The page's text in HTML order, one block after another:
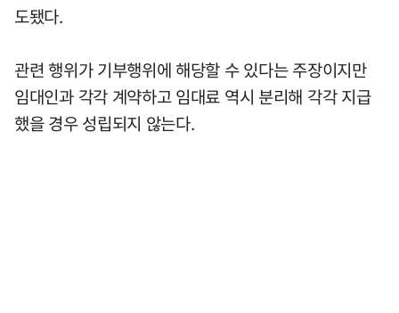
도됐다.
관련 행위가 기부행위에 해당할 수 있다는 주장이지만
임대인과 각각 계약하고 임대료 역시 분리해 각각 지급
했을 경우 성립되지 않는다.